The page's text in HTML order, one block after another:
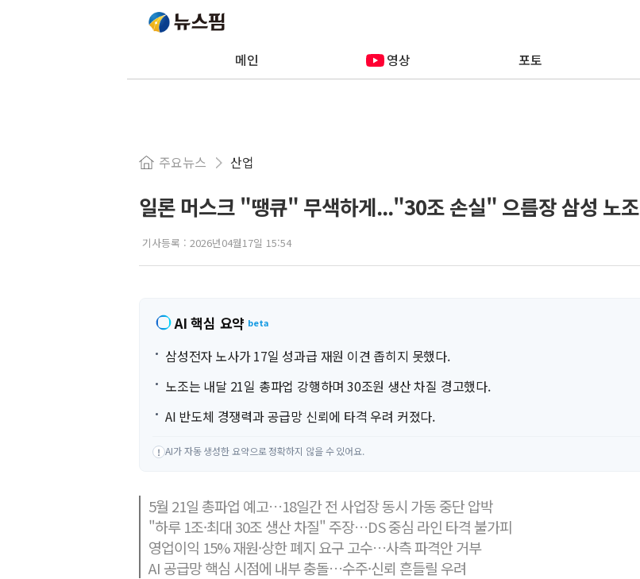
메인 영상 포토
주요뉴스 산업
일론 머스크 "땡큐" 무색하게..."30조 손실" 으름장 삼성 노조
기사등록 : 2026년04월17일 15:54
AI 핵심 요약 beta
삼성전자 노사가 17일 성과급 재원 이견 좁히지 못했다.
노조는 내달 21일 총파업 강행하며 30조원 생산 차질 경고했다.
AI 반도체 경쟁력과 공급망 신뢰에 타격 우려 커졌다.
! AI가 자동 생성한 요약으로 정확하지 않을 수 있어요.
5월 21일 총파업 예고…18일간 전 사업장 동시 가동 중단 압박
"하루 1조·최대 30조 생산 차질" 주장…DS 중심 라인 타격 불가피
영업이익 15% 재원·상한 폐지 요구 고수…사측 파격안 거부
AI 공급망 핵심 시점에 내부 충돌…수주·신뢰 흔들릴 우려